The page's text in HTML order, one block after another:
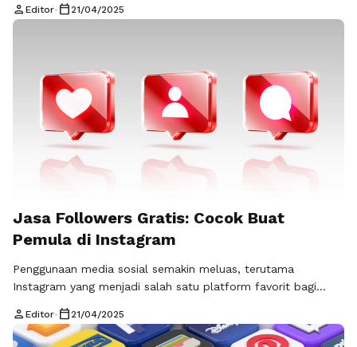
meningkatkan followers mereka agar dapat menjangkau lebih
Namun, memilih jasa followers yang tepat memerlukan
pertimbangan …
Baca Selengkapnya
person Editor• calendar_today 21/04/2025
Jasa Followers Gratis: Cocok Buat
Pemula di Instagram
Penggunaan media sosial semakin meluas, terutama
Instagram yang menjadi salah satu platform favorit bagi
eksistensi di Instagram sangat penting. Namun, bagi pemula,
meningkatkan jumlah pengikut (followers) bisa menjadi
person Editor• calendar_today 21/04/2025